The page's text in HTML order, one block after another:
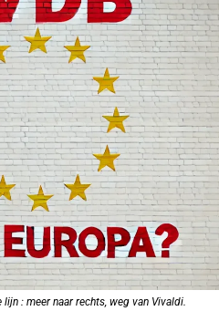
: meer naar rechts, weg van Vivaldi.